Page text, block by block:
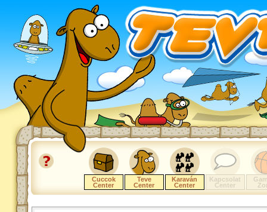
Cuccok
Center
Teve
Center
Karaván
Center
Kapcsolat
Center